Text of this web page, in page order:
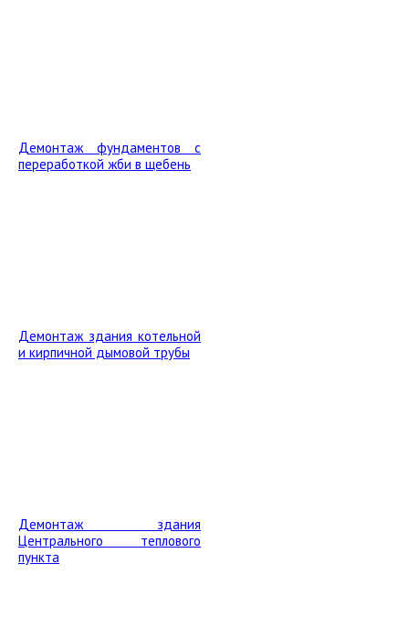
Демонтаж фундаментов с
переработкой жби в щебень
Демонтаж здания котельной
и кирпичной дымовой трубы
Демонтаж здания
Центрального теплового
пункта